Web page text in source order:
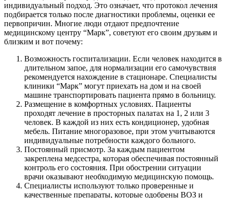
индивидуальный подход. Это означает, что протокол лечения
подбирается только после диагностики проблемы, оценки ее
первопричин. Многие люди отдают предпочтение
медицинскому центру “Марк”, советуют его своим друзьям и
близким и вот почему:
Возможность госпитализации. Если человек находится в
длительном запое, для нормализации его самочувствия
рекомендуется нахождение в стационаре. Специалисты
клиники “Марк” могут приехать на дом и на своей
машине транспортировать пациента прямо в больницу.
Размещение в комфортных условиях. Пациенты
проходят лечение в просторных палатах на 1, 2 или 3
человек. В каждой из них есть кондиционер, удобная
мебель. Питание многоразовое, при этом учитываются
индивидуальные потребности каждого больного.
Постоянный присмотр. За каждым пациентом
закреплена медсестра, которая обеспечивая постоянный
контроль его состояния. При обострении ситуации
врачи оказывают необходимую медицинскую помощь.
Специалисты используют только проверенные и
качественные препараты, которые одобрены ВОЗ и